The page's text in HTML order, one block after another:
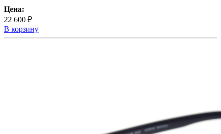
Цена:
22 600 ₽
В корзину